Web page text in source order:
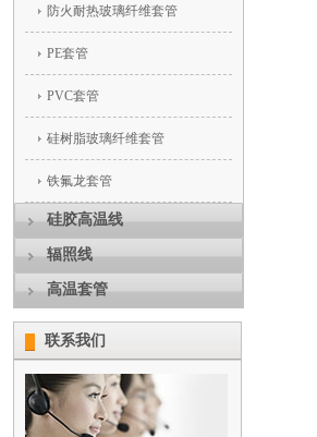
防火耐热玻璃纤维套管
PE套管
PVC套管
硅树脂玻璃纤维套管
铁氟龙套管
硅胶高温线
辐照线
高温套管
联系我们